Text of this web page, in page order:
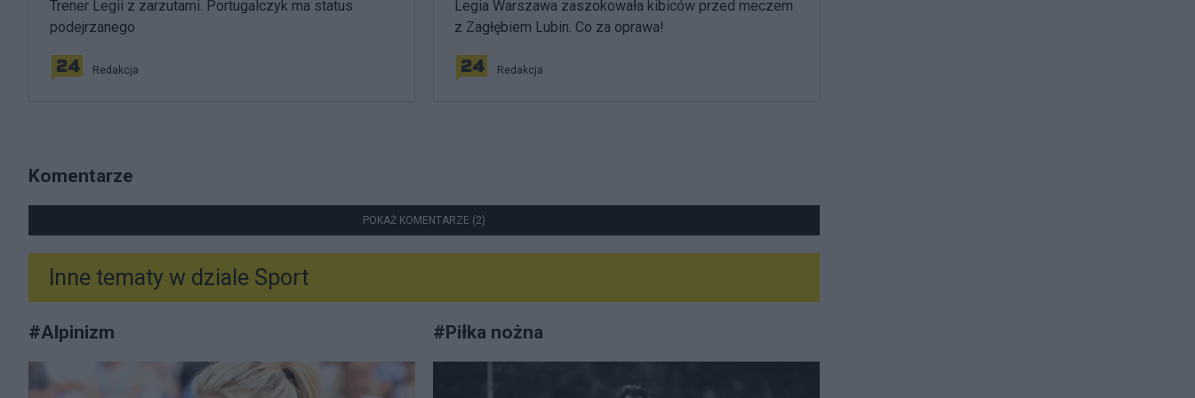
Trener Legii z zarzutami. Portugalczyk ma status
podejrzanego
Redakcja
Legia Warszawa zaszokowała kibiców przed meczem
z Zagłębiem Lubin. Co za oprawa!
Redakcja
Komentarze
POKAŻ KOMENTARZE (2)
Inne tematy w dziale Sport
#Alpinizm #Piłka nożna